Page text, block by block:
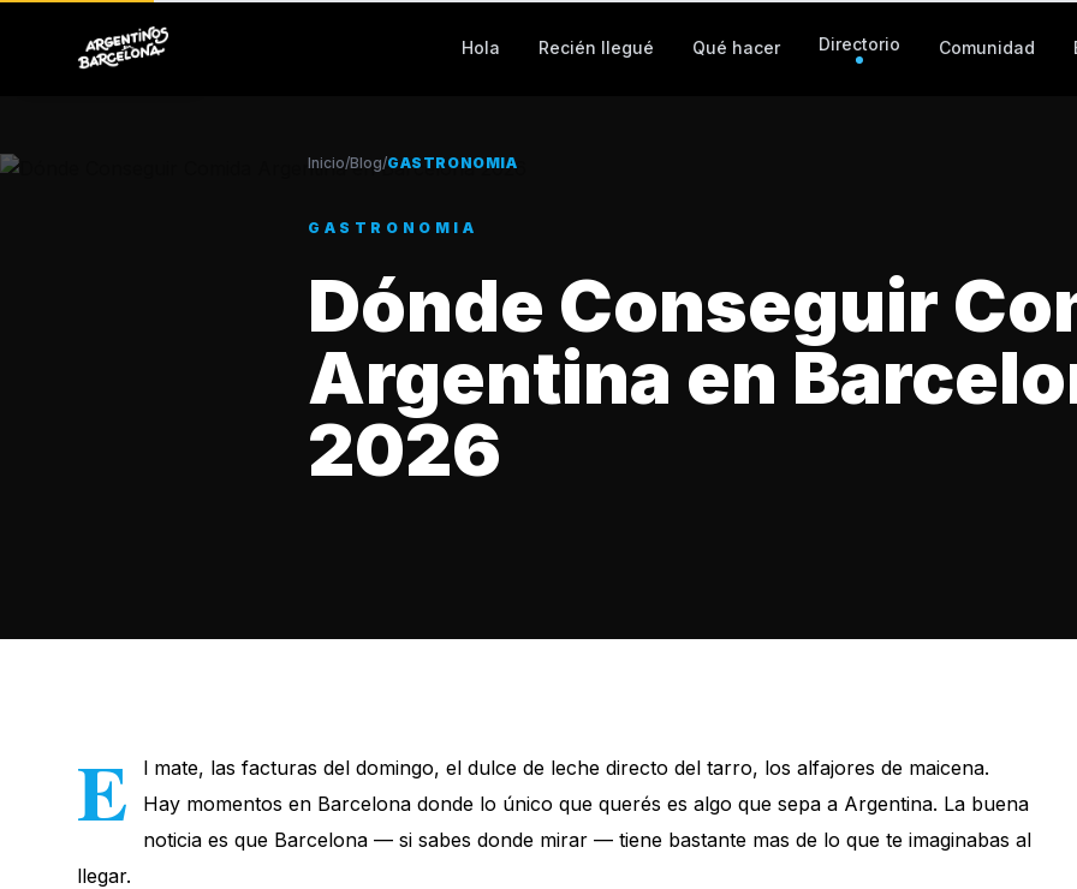
Hola Recién llegué Qué hacer Directorio Comunidad
Volver al Blog
Inicio/Blog/GASTRONOMIA
GASTRONOMIA
Dónde Conseguir
Argentina en
2026
E
l mate, las facturas del domingo, el dulce de leche directo del tarro, los alfajores de maicena.
Hay momentos en Barcelona donde lo único que querés es algo que sepa a Argentina. La buena
noticia es que Barcelona — si sabes donde mirar — tiene bastante mas de lo que te imaginabas al
llegar.